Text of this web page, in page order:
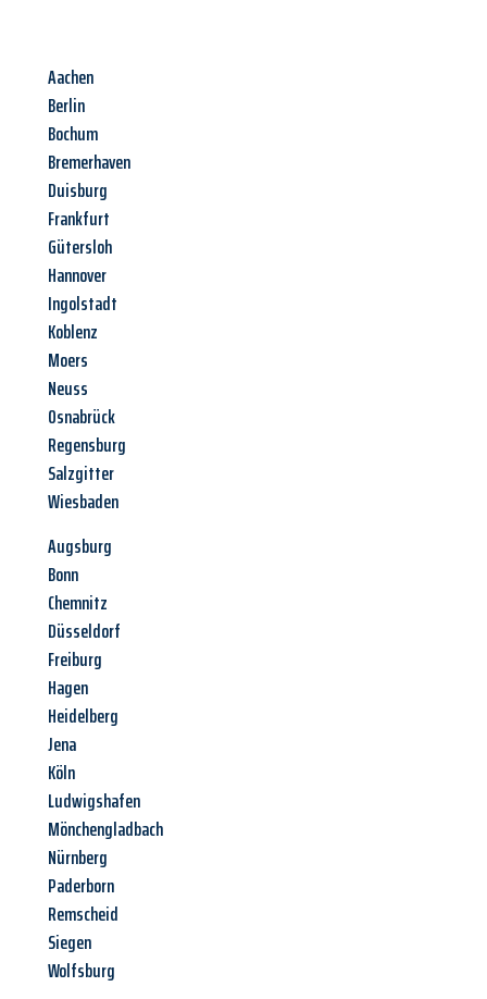
Aachen
Berlin
Bochum
Bremerhaven
Duisburg
Frankfurt
Gütersloh
Hannover
Ingolstadt
Koblenz
Moers
Neuss
Osnabrück
Regensburg
Salzgitter
Wiesbaden
Augsburg
Bonn
Chemnitz
Düsseldorf
Freiburg
Hagen
Heidelberg
Jena
Köln
Ludwigshafen
Mönchengladbach
Nürnberg
Paderborn
Remscheid
Siegen
Wolfsburg